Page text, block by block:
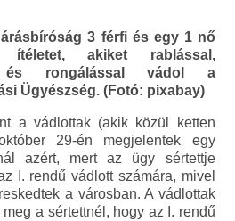
3 férfi és egy 1 nő
ítéletet, akiket rablással,
és rongálással vádol a
Ügyészség. (Fotó: pixabay)
a vádlottak (akik közül ketten
29-én megjelentek egy
azért, mert az ügy sértettje
I. rendű vádlott számára, mivel
a városban. A vádlottak
a sértettnél, hogy az I. rendű